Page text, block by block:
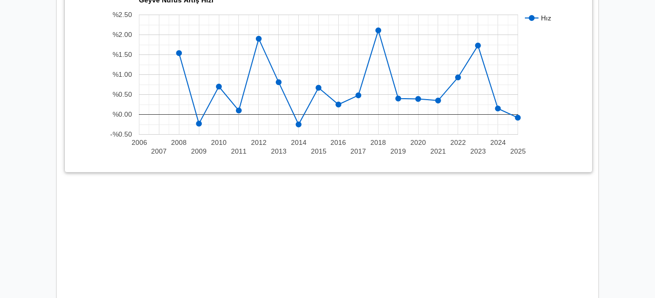
Hız
2006
2007
2008
2009
2010
2011
2012
2013
2014
2015
2016
2017
2018
2019
2020
2021
2022
2023
2024
2025
-%0.50
%0.00
%0.50
%1.00
%1.50
%2.00
%2.50